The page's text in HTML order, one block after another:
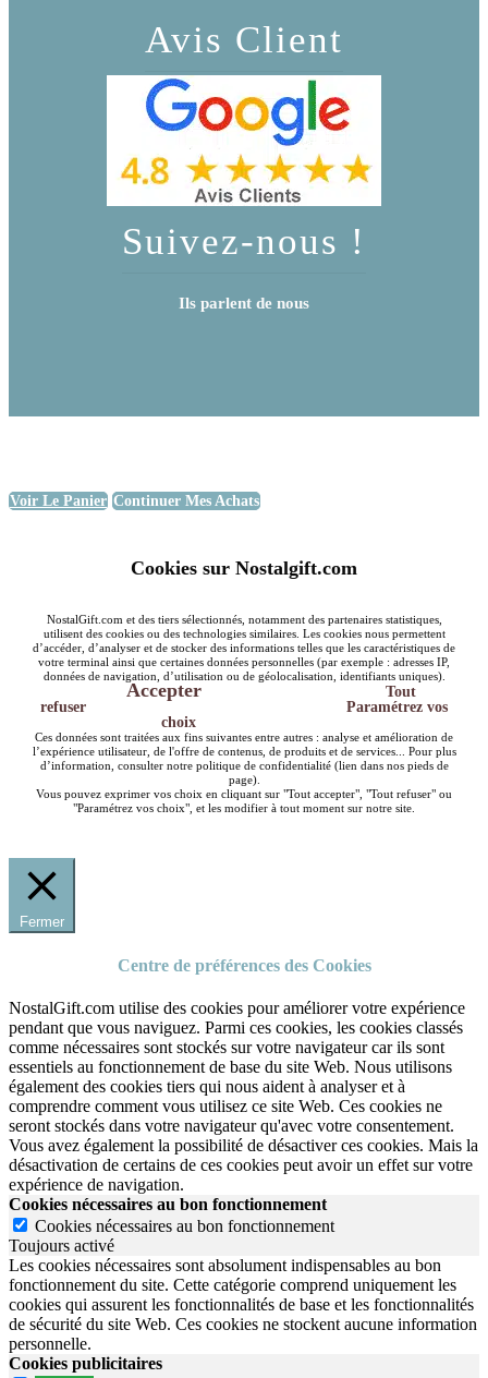
Avis Client
Suivez-nous !
Ils parlent de nous
Voir Le Panier Continuer Mes Achats
Cookies sur Nostalgift.com
NostalGift.com et des tiers sélectionnés, notamment des partenaires statistiques,
utilisent des cookies ou des technologies similaires. Les cookies nous permettent
d’accéder, d’analyser et de stocker des informations telles que les caractéristiques de
votre terminal ainsi que certaines données personnelles (par exemple : adresses IP,
données de navigation, d’utilisation ou de géolocalisation, identifiants uniques).
Accepter
Tout
refuser
Paramétrez vos
choix
Ces données sont traitées aux fins suivantes entre autres : analyse et amélioration de
l’expérience utilisateur, de l'offre de contenus, de produits et de services... Pour plus
d’information, consulter notre politique de confidentialité (lien dans nos pieds de
page).
Vous pouvez exprimer vos choix en cliquant sur "Tout accepter", "Tout refuser" ou
"Paramétrez vos choix", et les modifier à tout moment sur notre site.
Fermer
Centre de préférences des Cookies
NostalGift.com utilise des cookies pour améliorer votre expérience
pendant que vous naviguez. Parmi ces cookies, les cookies classés
comme nécessaires sont stockés sur votre navigateur car ils sont
essentiels au fonctionnement de base du site Web. Nous utilisons
également des cookies tiers qui nous aident à analyser et à
comprendre comment vous utilisez ce site Web. Ces cookies ne
seront stockés dans votre navigateur qu'avec votre consentement.
Vous avez également la possibilité de désactiver ces cookies. Mais la
désactivation de certains de ces cookies peut avoir un effet sur votre
expérience de navigation.
Cookies nécessaires au bon fonctionnement
Cookies nécessaires au bon fonctionnement
Toujours activé
Les cookies nécessaires sont absolument indispensables au bon
fonctionnement du site. Cette catégorie comprend uniquement les
cookies qui assurent les fonctionnalités de base et les fonctionnalités
de sécurité du site Web. Ces cookies ne stockent aucune information
personnelle.
Cookies publicitaires